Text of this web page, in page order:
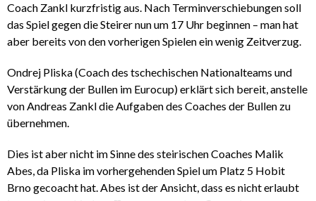
Coach Zankl kurzfristig aus. Nach Terminverschiebungen soll
das Spiel gegen die Steirer nun um 17 Uhr beginnen – man hat
aber bereits von den vorherigen Spielen ein wenig Zeitverzug.
Ondrej Pliska (Coach des tschechischen Nationalteams und
Verstärkung der Bullen im Eurocup) erklärt sich bereit, anstelle
von Andreas Zankl die Aufgaben des Coaches der Bullen zu
übernehmen.
Dies ist aber nicht im Sinne des steirischen Coaches Malik
Abes, da Pliska im vorhergehenden Spiel um Platz 5 Hobit
Brno gecoacht hat. Abes ist der Ansicht, dass es nicht erlaubt